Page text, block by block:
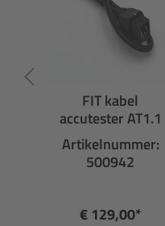
FIT kabel
accutester AT1.1
Artikelnummer:
500942
€ 129,00*